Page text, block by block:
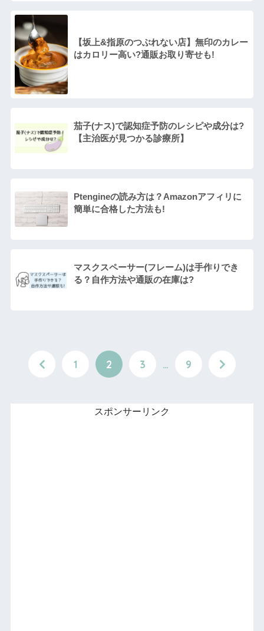
【坂上&指原のつぶれない店】無印のカレー
はカロリー高い?通販お取り寄せも!
茄子(ナス)で認知症予防のレシピや成分は?
【主治医が見つかる診療所】
Ptengineの読み方は？Amazonアフィリに
簡単に合格した方法も!
マスクスペーサー(フレーム)は手作りでき
る？自作方法や通販の在庫は?
1 2 3 … 9
スポンサーリンク